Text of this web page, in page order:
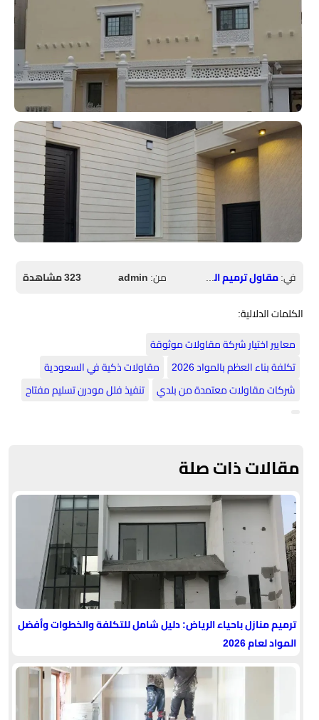
في:مقاول ترميم الرياض من:admin
323 مشاهدة
الكلمات الدلالية:
معايير اختيار شركة مقاولات موثوقة
تكلفة بناء العظم بالمواد 2026
مقاولات ذكية في السعودية
شركات مقاولات معتمدة من بلدي
تنفيذ فلل مودرن تسليم مفتاح
مقالات ذات صلة
ترميم منازل باحياء الرياض: دليل شامل للتكلفة والخطوات وأفضل
المواد لعام 2026